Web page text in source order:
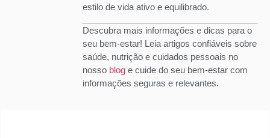
estilo de vida ativo e equilibrado.
Descubra mais informações e dicas para o
seu bem-estar! Leia artigos confiáveis sobre
saúde, nutrição e cuidados pessoais no
nosso bloge cuide do seu bem-estar com
informações seguras e relevantes.